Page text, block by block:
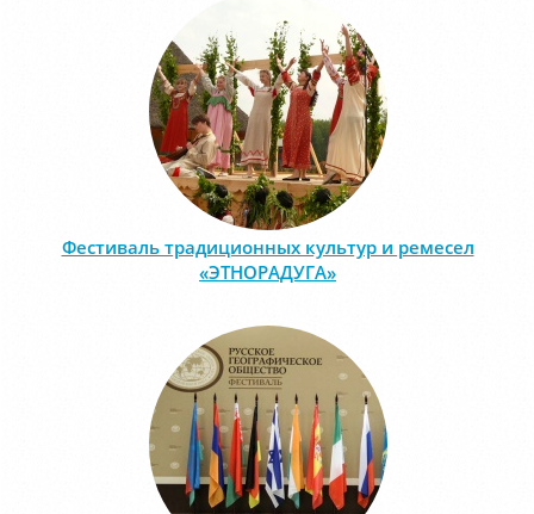
Фестиваль традиционных культур и ремесел
«ЭТНОРАДУГА»